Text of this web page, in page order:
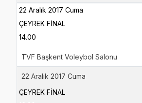
22 Aralık 2017 Cuma
ÇEYREK FİNAL
14.00
TVF Başkent Voleybol Salonu
22 Aralık 2017 Cuma
ÇEYREK FİNAL